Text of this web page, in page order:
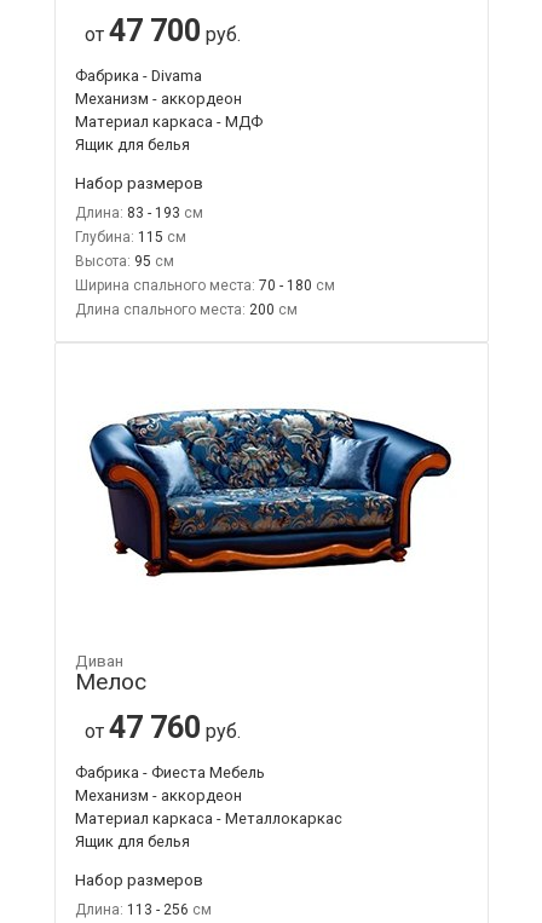
от 47 700 руб.
Фабрика - Divama
Механизм - аккордеон
Материал каркаса - МДФ
Ящик для белья
Набор размеров
Длина: 83 - 193
Глубина: 115
Высота: 95
Ширина спального места: 70 - 180
Длина спального места: 200
Диван
Мелос
от 47 760 руб.
Фабрика - Фиеста Мебель
Механизм - аккордеон
Материал каркаса - Металлокаркас
Ящик для белья
Набор размеров
Длина: 113 - 256